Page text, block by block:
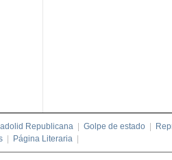
Republicana Golpe de estado
Página Literaria